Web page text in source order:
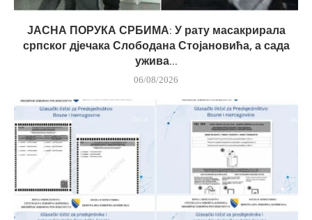
ЈАСНА ПОРУКА СРБИМА: У рату масакрирала
српског дјечака Слободана Стојановића, а сада
ужива...
06/08/2026